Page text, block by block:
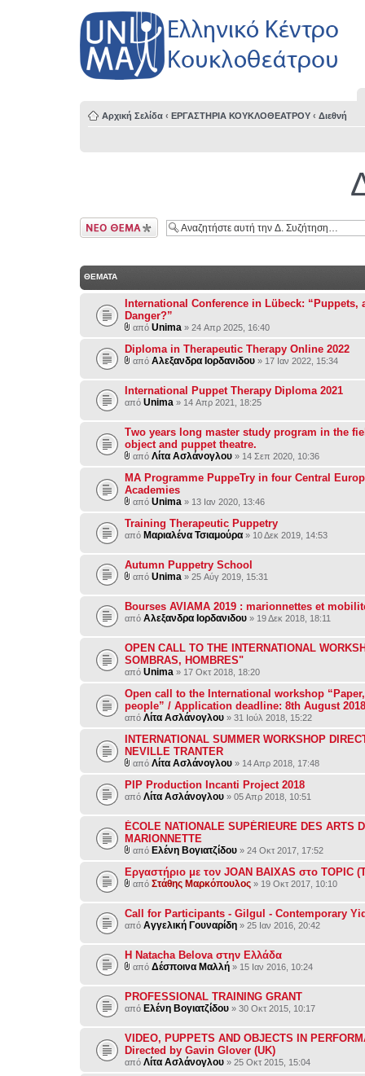
Αρχική Σελίδα ‹ ΕΡΓΑΣΤΗΡΙΑ ΚΟΥΚΛΟΘΕΑΤΡΟΥ ‹ Διεθνή
Δημιουργία νέου
θέματος
ΘΕΜΑΤΑ
International Conference in Lübeck: “Puppets,
Danger?”
από Unima » 24 Απρ 2025, 16:40
Diploma in Therapeutic Therapy Online 2022
από Αλεξανδρα Ιορδανιδου » 17 Ιαν 2022, 15:34
International Puppet Therapy Diploma 2021
από Unima » 14 Απρ 2021, 18:25
Τwo years long master study program in the
object and puppet theatre.
από Λίτα Ασλάνογλου » 14 Σεπ 2020, 10:36
MA Programme PuppeTry in four Central
Academies
από Unima » 13 Ιαν 2020, 13:46
Training Therapeutic Puppetry
από Μαριαλένα Τσιαμούρα » 10 Δεκ 2019, 14:53
Autumn Puppetry School
από Unima » 25 Αύγ 2019, 15:31
Bourses AVIAMA 2019 : marionnettes et
από Αλεξανδρα Ιορδανιδου » 19 Δεκ 2018, 18:11
OPEN CALL TO THE INTERNATIONAL
SOMBRAS, HOMBRES"
από Unima » 17 Οκτ 2018, 18:20
Open call to the International workshop
people” / Application deadline: 8th August 2018
από Λίτα Ασλάνογλου » 31 Ιούλ 2018, 15:22
INTERNATIONAL SUMMER WORKSHOP
NEVILLE TRANTER
από Λίτα Ασλάνογλου » 14 Απρ 2018, 17:48
PIP Production Incanti Project 2018
από Λίτα Ασλάνογλου » 05 Απρ 2018, 10:51
ÉCOLE NATIONALE SUPÉRIEURE DES ARTS
MARIONNETTE
από Ελένη Βογιατζίδου » 24 Οκτ 2017, 17:52
Εργαστήριο με τον JOAN BAIXAS στο TOPIC
από Στάθης Μαρκόπουλος » 19 Οκτ 2017, 10:10
Call for Participants - Gilgul - Contemporary
από Αγγελική Γουναρίδη » 25 Ιαν 2016, 20:42
H Natacha Belova στην Ελλάδα
από Δέσποινα Μαλλή » 15 Ιαν 2016, 10:24
PROFESSIONAL TRAINING GRANT
από Ελένη Βογιατζίδου » 30 Οκτ 2015, 10:17
VIDEO, PUPPETS AND OBJECTS IN
Directed by Gavin Glover (UK)
από Λίτα Ασλάνογλου » 25 Οκτ 2015, 15:04